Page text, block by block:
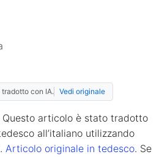
con IA. Vedi originale
Questo articolo è stato tradotto
all’italiano utilizzando
Articolo originale in tedesco. Se